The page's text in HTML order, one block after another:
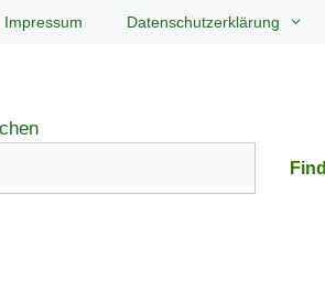
Impressum Datenschutzerklärung